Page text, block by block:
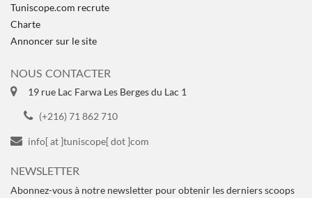
Tuniscope.com recrute
Charte
Annoncer sur le site
NOUS CONTACTER
19 rue Lac Farwa Les Berges du Lac 1
(+216) 71 862 710
info[ at ]tuniscope[ dot ]com
NEWSLETTER
Abonnez-vous à notre newsletter pour obtenir les derniers scoops